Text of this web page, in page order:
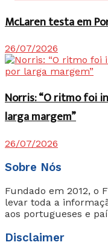
McLaren testa em
26/07/2026
Norris: “O ritmo foi
larga margem”
26/07/2026
Sobre Nós
Fundado em 2012, o
levar toda a
aos portugueses e
Disclaimer